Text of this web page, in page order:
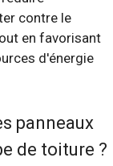
contre le
en favorisant
d'énergie
panneaux
de toiture ?